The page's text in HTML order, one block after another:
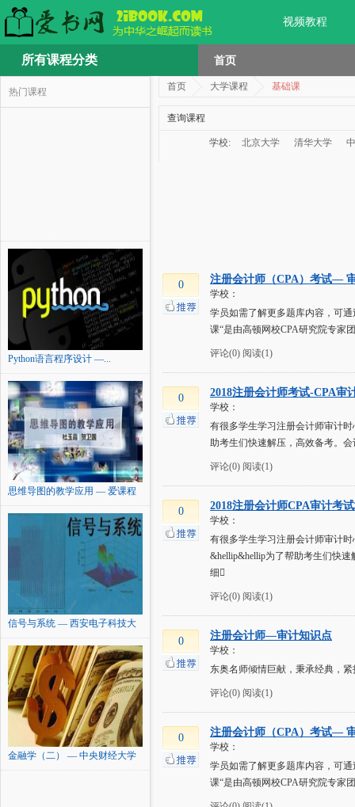
视频教程
所有课程分类 首页
热门课程
Python语言程序设计 —...
思维导图的教学应用 — 爱课程
信号与系统 — 西安电子科技大
学
金融学（二） — 中央财经大学
首页 大学课程 基础课
查询课程
学校: 北京大学 清华大学
0 注册会计师（CPA）考试—
学校：
学员如需了解更多题库内容，可
课“是由高顿网校CPA研究院专
评论(0) 阅读(1)
0 2018注册会计师考试-CPA审
学校：
有很多学生学习注册会计师审计
助考生们快速解压，高效备考。
评论(0) 阅读(1)
0 2018注册会计师CPA审计考
学校：
有很多学生学习注册会计师审计
&hellip&hellip为了帮助考生们快
细
评论(0) 阅读(1)
0 注册会计师—审计知识点
学校：
东奥名师倾情巨献，秉承经典，
评论(0) 阅读(1)
0 注册会计师（CPA）考试—
学校：
学员如需了解更多题库内容，可
课“是由高顿网校CPA研究院专